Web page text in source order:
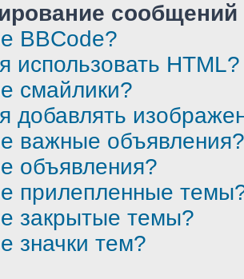
BBCode?
использовать HTML?
смайлики?
добавлять
важные объявления?
объявления?
прилепленные
закрытые темы?
значки тем?